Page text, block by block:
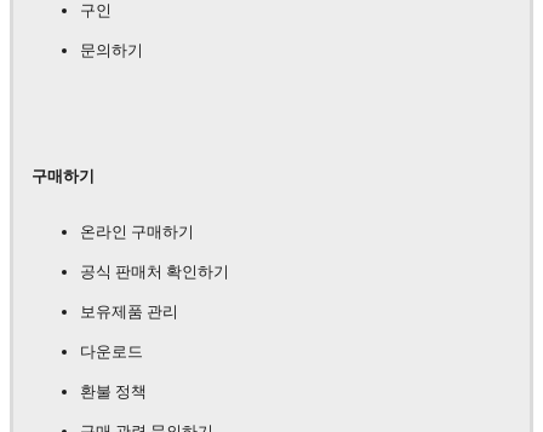
구인
문의하기
구매하기
온라인 구매하기
공식 판매처 확인하기
보유제품 관리
다운로드
환불 정책